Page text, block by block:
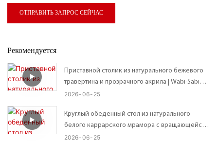
ОТПРАВИТЬ ЗАПРОС СЕЙЧАС
Рекомендуется
Приставной столик из натурального бежевого
травертина и прозрачного акрила | Wabi-Sabi
Custom Organic Неправильной формы
размеры
2026 06 25
Круглый обеденный стол из натурального
белого каррарского мрамора с вращающейся
подставкой Lazy Susan.
2026 06 25